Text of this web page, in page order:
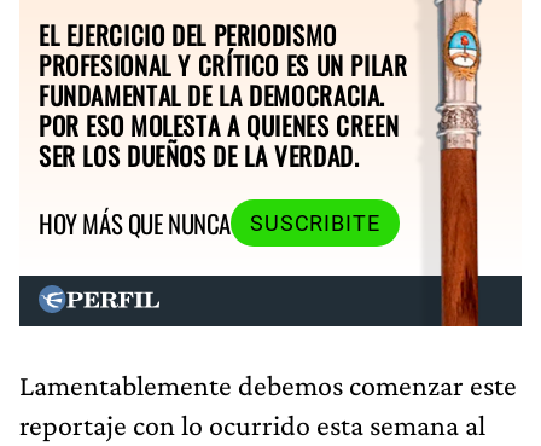
EL EJERCICIO DEL PERIODISMO
PROFESIONAL Y CRÍTICO ES UN PILAR
FUNDAMENTAL DE LA DEMOCRACIA.
POR ESO MOLESTA A QUIENES CREEN
SER LOS DUEÑOS DE LA VERDAD.
HOY MÁS QUE NUNCA
SUSCRIBITE
Lamentablemente debemos comenzar este
reportaje con lo ocurrido esta semana al